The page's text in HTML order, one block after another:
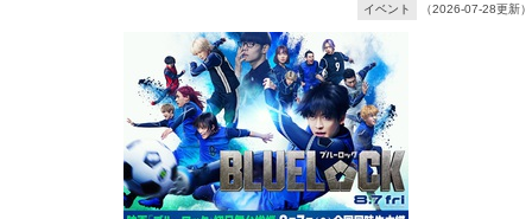
イベント （2026-07-28更新）